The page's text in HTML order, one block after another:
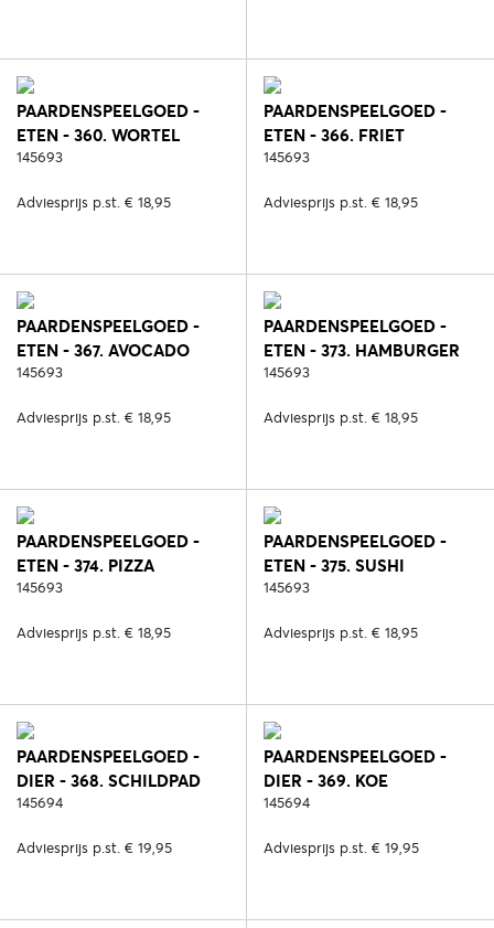
PAARDENSPEELGOED -
ETEN - 360. WORTEL
145693
Adviesprijs p.st. € 18,95
PAARDENSPEELGOED -
ETEN - 366. FRIET
145693
Adviesprijs p.st. € 18,95
PAARDENSPEELGOED -
ETEN - 367. AVOCADO
145693
Adviesprijs p.st. € 18,95
PAARDENSPEELGOED -
ETEN - 373. HAMBURGER
145693
Adviesprijs p.st. € 18,95
PAARDENSPEELGOED -
ETEN - 374. PIZZA
145693
Adviesprijs p.st. € 18,95
PAARDENSPEELGOED -
ETEN - 375. SUSHI
145693
Adviesprijs p.st. € 18,95
PAARDENSPEELGOED -
DIER - 368. SCHILDPAD
145694
Adviesprijs p.st. € 19,95
PAARDENSPEELGOED -
DIER - 369. KOE
145694
Adviesprijs p.st. € 19,95